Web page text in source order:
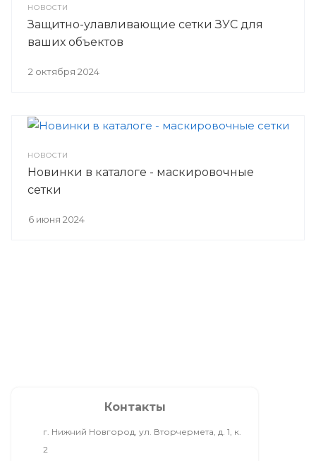
НОВОСТИ
Защитно-улавливающие сетки ЗУС для
ваших объектов
2 октября 2024
НОВОСТИ
Новинки в каталоге - маскировочные
сетки
6 июня 2024
Контакты
г. Нижний Новгород, ул. Вторчермета, д. 1, к.
2